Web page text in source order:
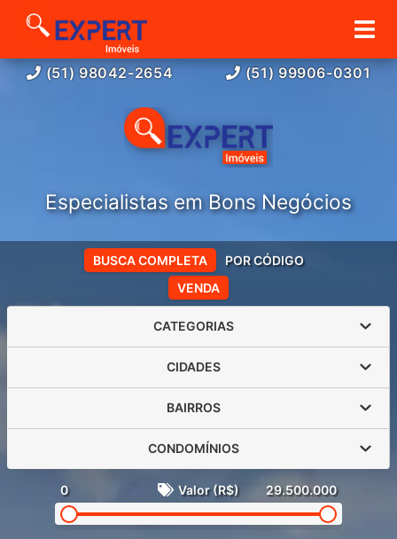
(51) 98042-2654 (51) 99906-0301
Especialistas em Bons Negócios
VENDA
BUSCA COMPLETA POR CÓDIGO
CATEGORIAS
CIDADES
BAIRROS
CONDOMÍNIOS
0 Valor (R$) 29.500.000